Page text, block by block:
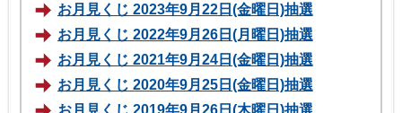
お月見くじ 2023年9月22日(金曜日)抽選
お月見くじ 2022年9月26日(月曜日)抽選
お月見くじ 2021年9月24日(金曜日)抽選
お月見くじ 2020年9月25日(金曜日)抽選